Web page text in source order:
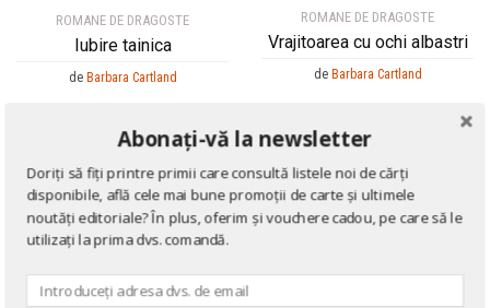
ROMANE DE DRAGOSTE
Iubire tainica
de Barbara Cartland
ROMANE DE DRAGOSTE
Vrajitoarea cu ochi albastri
de Barbara Cartland
65% 50%
Abonați-vă la newsletter
Doriți să fiți printre primii care consultă listele noi de cărți
disponibile, află cele mai bune promoții de carte și ultimele
noutăți editoriale? În plus, oferim și vouchere cadou, pe care să le
utilizați la prima dvs. comandă.